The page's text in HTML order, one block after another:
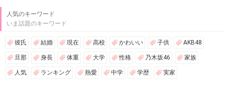
人気のキーワード
いま話題のキーワード
彼氏 結婚 現在 高校 かわいい 子供 AKB48
旦那 身長 体重 大学 性格 乃木坂46 家族
人気 ランキング 熱愛 中学 学歴 実家